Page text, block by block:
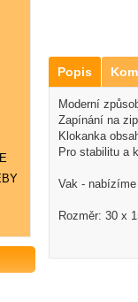
Popis
Moderní
Zapínání na
Klokanka
Pro stabilitu a
Vak -
Rozměr: 30 x